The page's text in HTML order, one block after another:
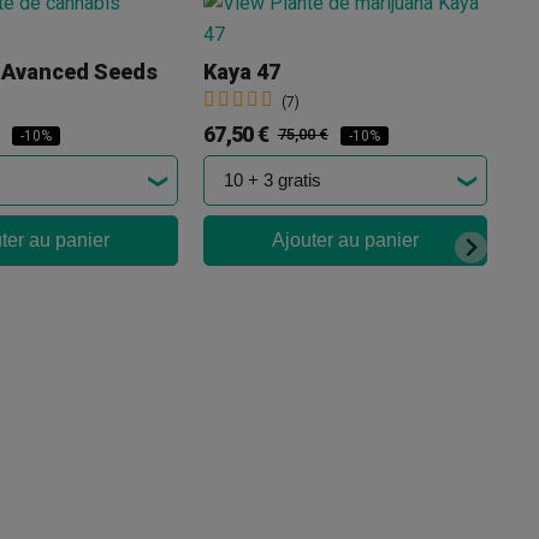
Seeds
-10%
au panier
Kaya 47
(7)
67,50 € 75,00 € -10%
Ajouter au panier